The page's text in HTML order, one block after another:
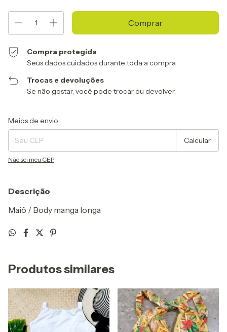
Compra protegida
Seus dados cuidados durante toda a compra.
Trocas e devoluções
Se não gostar, você pode trocar ou devolver.
Entregas para o CEP:
Meios de envio
Calcular
Não sei meu CEP
Descrição
Maiô / Body manga longa
Produtos similares